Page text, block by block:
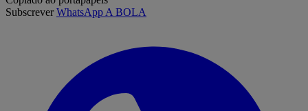
SubscreverWhatsApp A BOLA